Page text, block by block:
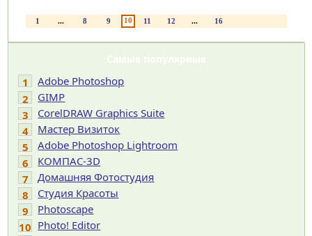
1 ... 8 9 10 11 12 ... 16
Самые популярные
1
Adobe Photoshop
2
GIMP
3
CorelDRAW Graphics Suite
4
Мастер Визиток
5
Adobe Photoshop Lightroom
6
КОМПАС-3D
7
Домашняя Фотостудия
8
Студия Красоты
9
Photoscape
10 Photo! Editor